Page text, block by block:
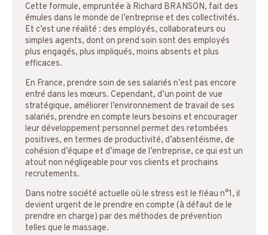
Cette formule, empruntée à Richard BRANSON, fait des
émules dans le monde de l’entreprise et des collectivités.
Et c’est une réalité : des employés, collaborateurs ou
simples agents, dont on prend soin sont des employés
plus engagés, plus impliqués, moins absents et plus
efficaces.
En France, prendre soin de ses salariés n’est pas encore
entré dans les mœurs. Cependant, d’un point de vue
stratégique, améliorer l’environnement de travail de ses
salariés, prendre en compte leurs besoins et encourager
leur développement personnel permet des retombées
positives, en termes de productivité, d’absentéisme, de
cohésion d’équipe et d’image de l’entreprise, ce qui est un
atout non négligeable pour vos clients et prochains
recrutements.
Dans notre société actuelle où le stress est le fléau n°1, il
devient urgent de le prendre en compte (à défaut de le
prendre en charge) par des méthodes de prévention
telles que le massage.